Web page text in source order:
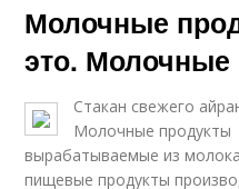
Молочные
это. Молочные
Стакан свежего
Молочные
вырабатываемые из
пищевые продукты